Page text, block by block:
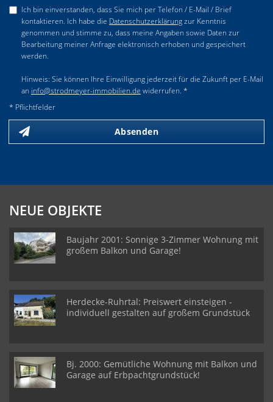
Ich bin einverstanden, dass Sie mich per Telefon / E-Mail / Brief
kontaktieren. Ich habe die Datenschutzerklärungzur Kenntnis
genommen und stimme zu, dass meine Angaben sowie Daten zur
Bearbeitung meiner Anfrage elektronisch erhoben und gespeichert
werden.
Hinweis: Sie können Ihre Einwilligung jederzeit für die Zukunft per E-Mail
an info@strodmeyer-immobilien.de widerrufen. *
* Pflichtfelder
Absenden
NEUE OBJEKTE
Baujahr 2001: Sonnige 3-Zimmer Wohnung mit
großem Balkon und Garage!
Herdecke-Ruhrtal: Preiswert einsteigen -
individuell gestalten auf großem Grundstück
Bj. 2000: Gemütliche Wohnung mit Balkon und
Garage auf Erbpachtgrundstück!